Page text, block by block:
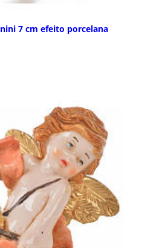
7 cm efeito porcelana